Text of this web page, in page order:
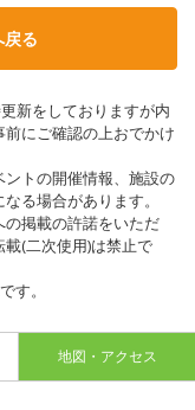
る
新をしておりますが内
にご確認の上おでかけ
トの開催情報、施設の
る場合があります。
掲載の許諾をいただ
(二次使用)は禁止で
す。
地図・アクセス